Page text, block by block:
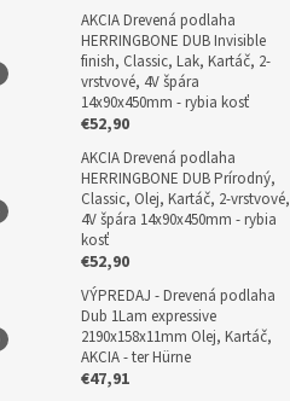
AKCIA Drevená podlaha
HERRINGBONE DUB Invisible
finish, Classic, Lak, Kartáč, 2-
vrstvové, 4V špára
14x90x450mm - rybia kosť
€52,90
AKCIA Drevená podlaha
HERRINGBONE DUB Prírodný,
Classic, Olej, Kartáč, 2-vrstvové,
4V špára 14x90x450mm - rybia
kosť
€52,90
VÝPREDAJ - Drevená podlaha
Dub 1Lam expressive
2190x158x11mm Olej, Kartáč,
AKCIA - ter Hürne
€47,91